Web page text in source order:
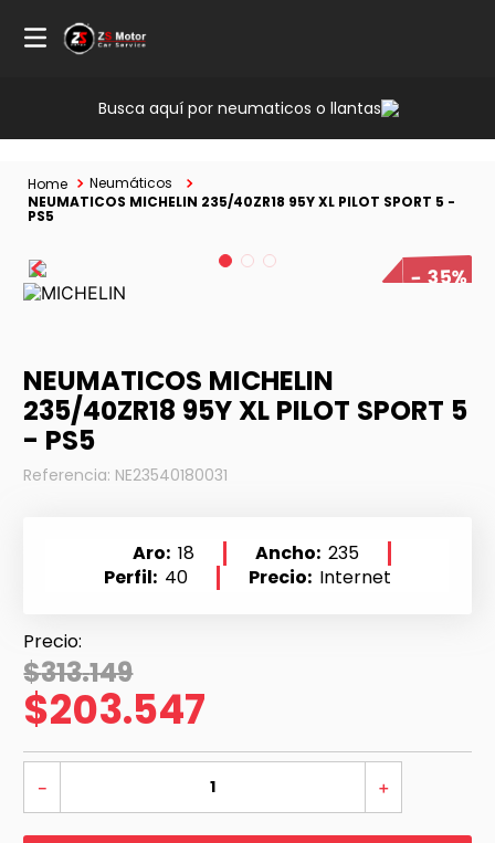
Busca aquí por neumaticos o llantas
Neumáticos
NEUMATICOS MICHELIN 235/40ZR18 95Y XL PILOT SPORT 5 -
PS5
35%
NEUMATICOS MICHELIN
235/40ZR18 95Y XL PILOT SPORT 5
- PS5
Referencia: NE23540180031
Aro 18 Ancho 235
Perfil 40 Precio Internet
$313.149
$203.547
＋
－